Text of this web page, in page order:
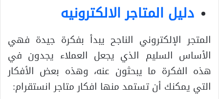
دليل المتاجر الالكترونيه
المتجر الإلكتروني الناجح يبدأ بفكرة جيدة فهي
الأساس السليم الذي يجعل العملاء يجدون في
هذه الفكرة ما يبحثون عنه، وهذه بعض الأفكار
التي يمكنك أن تستمد منها افكار متاجر انستقرام: